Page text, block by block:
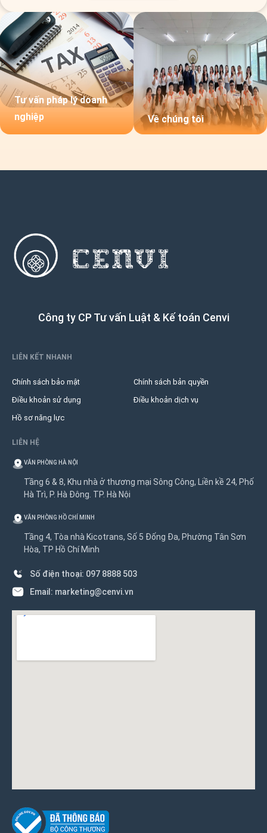
Tư vấn pháp lý doanh
nghiệp
Về chúng tôi
Công ty CP Tư vấn Luật & Kế toán Cenvi
LIÊN KẾT NHANH
Chính sách bảo mật
Chính sách bản quyền
Điều khoản sử dụng
Điều khoản dịch vụ
Hồ sơ năng lực
LIÊN HỆ
VĂN PHÒNG HÀ NỘI
Tầng 6 & 8, Khu nhà ở thương mại Sông Công, Liền kề 24, Phố
Hà Trì, P. Hà Đông. TP. Hà Nội
VĂN PHÒNG HỒ CHÍ MINH
Tầng 4, Tòa nhà Kicotrans, Số 5 Đống Đa, Phường Tân Sơn
Hòa, TP Hồ Chí Minh
Số điện thoại: 097 8888 503
Email: marketing@cenvi.vn